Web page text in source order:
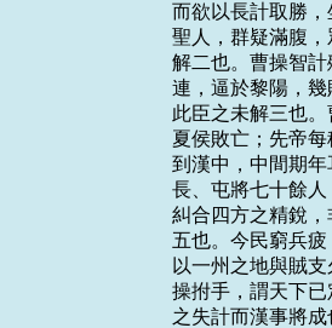
而欲以長計取勝，
聖人，群疑滿腹
解二也。曹操智
連，逼於黎陽，
此臣之未解三也
夏侯敗亡；先帝
到漢中，中間期
長、屯將七十餘
糾合四方之精銳
五也。今民窮兵
以一州之地與賊
操拊手，謂天下
之失計而漢事將